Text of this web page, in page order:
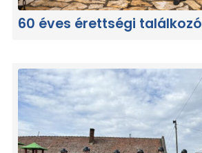
60 éves érettségi találkozó